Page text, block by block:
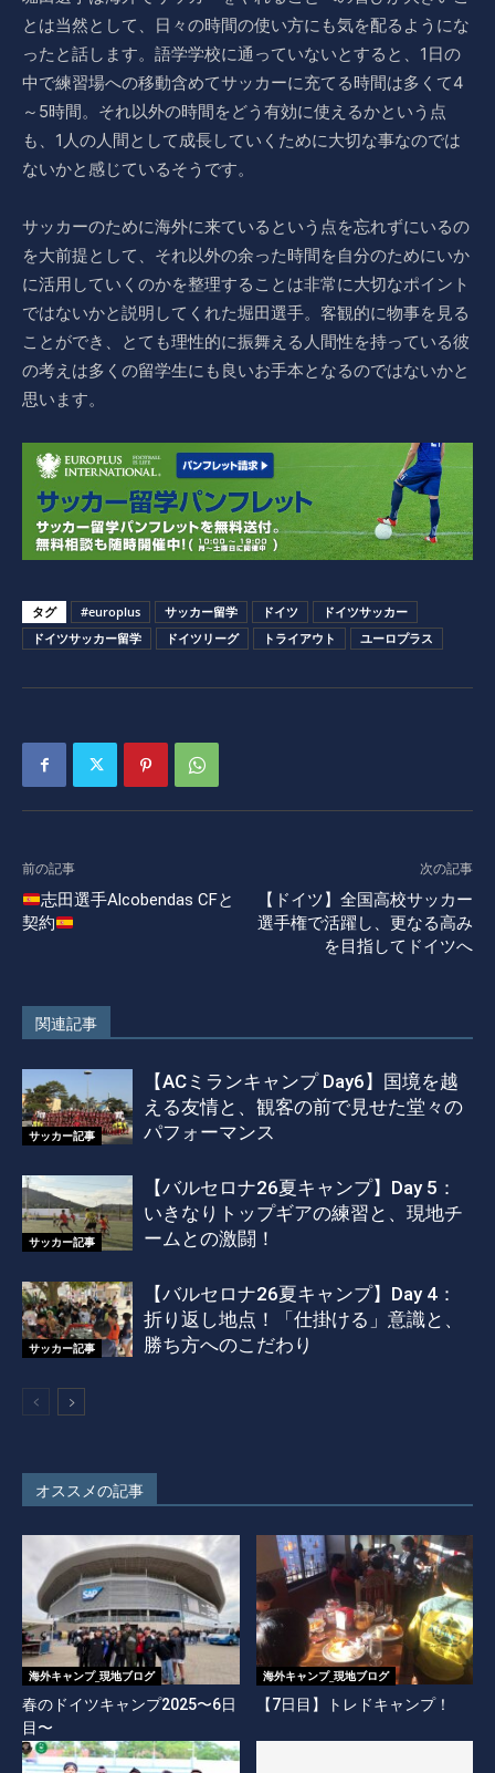
とは当然として、日々の時間の使い方にも気を配るようにな
ったと話します。語学学校に通っていないとすると、1日の
中で練習場への移動含めてサッカーに充てる時間は多くて4
～5時間。それ以外の時間をどう有効に使えるかという点
も、1人の人間として成長していくために大切な事なのでは
ないかと感じているそうです。
サッカーのために海外に来ているという点を忘れずにいるの
を大前提として、それ以外の余った時間を自分のためにいか
に活用していくのかを整理することは非常に大切なポイント
ではないかと説明してくれた堀田選手。客観的に物事を見る
ことができ、とても理性的に振舞える人間性を持っている彼
の考えは多くの留学生にも良いお手本となるのではないかと
思います。
タグ #europlus サッカー留学 ドイツ
ドイツサッカー
ドイツサッカー留学
ドイツリーグ トライアウト ユーロプラス
前の記事
志田選手Alcobendas CFと
契約
次の記事
【ドイツ】全国高校サッカー
選手権で活躍し、更なる高み
を目指してドイツへ
関連記事
サッカー記事
【ACミランキャンプ Day6】国境を越
える友情と、観客の前で見せた堂々の
パフォーマンス
サッカー記事
【バルセロナ26夏キャンプ】Day 5：
いきなりトップギアの練習と、現地チ
ームとの激闘！
サッカー記事
【バルセロナ26夏キャンプ】Day 4：
折り返し地点！「仕掛ける」意識と、
勝ち方へのこだわり
オススメの記事
海外キャンプ_現地ブログ
春のドイツキャンプ2025〜6日
目〜
海外キャンプ_現地ブログ
【7日目】トレドキャンプ！